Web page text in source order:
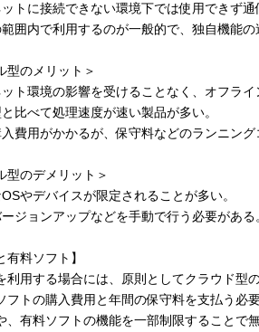
トに接続できない環境下では使用できず通
囲内で利用するのが一般的で、独自機能の
型のメリット＞
ト環境の影響を受けることなく、オフライ
比べて処理速度が速い製品が多い。
費用がかかるが、保守料などのランニング
型のデメリット＞
やデバイスが限定されることが多い。
ジョンアップなどを手動で行う必要がある
有料ソフト】
用する場合には、原則としてクラウド型
フトの購入費用と年間の保守料を支払う必
、有料ソフトの機能を一部制限することで